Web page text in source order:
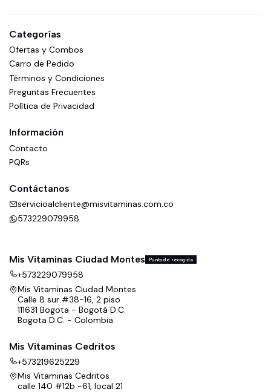
Categorías
Ofertas y Combos
Carro de Pedido
Términos y Condiciones
Preguntas Frecuentes
Política de Privacidad
Información
Contacto
PQRs
Contáctanos
servicioalcliente@misvitaminas.com.co
573229079958
Mis Vitaminas Ciudad Montes Punto de recogida
+573229079958
Mis Vitaminas Ciudad Montes
Calle 8 sur #38-16, 2 piso
111631 Bogota - Bogotá D.C.
Bogota D.C. - Colombia
Mis Vitaminas Cedritos
+573219625229
Mis Vitaminas Cedritos
calle 140 #12b -61, local 21